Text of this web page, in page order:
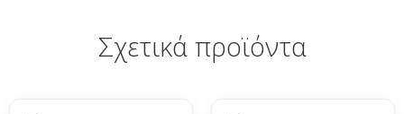
Σχετικά προϊόντα